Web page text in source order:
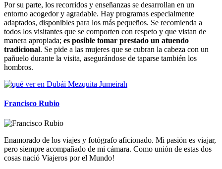
Por su parte, los recorridos y enseñanzas se desarrollan en un
entorno acogedor y agradable. Hay programas especialmente
adaptados, disponibles para los más pequeños. Se recomienda a
todos los visitantes que se comporten con respeto y que vistan de
manera apropiada; es posible tomar prestado un atuendo
tradicional. Se pide a las mujeres que se cubran la cabeza con un
pañuelo durante la visita, asegurándose de taparse también los
hombros.
Francisco Rubio
Enamorado de los viajes y fotógrafo aficionado. Mi pasión es viajar,
pero siempre acompañado de mi cámara. Como unión de estas dos
cosas nació Viajeros por el Mundo!